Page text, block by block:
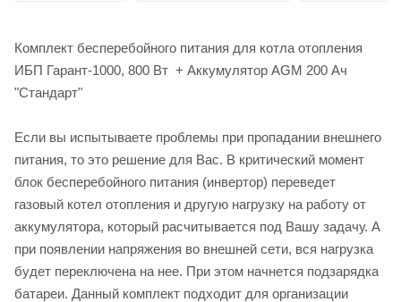
Комплект бесперебойного питания для котла отопления
ИБП Гарант-1000, 800 Вт + Аккумулятор AGM 200 Ач
"Стандарт"
Если вы испытываете проблемы при пропадании внешнего
питания, то это решение для Вас. В критический момент
блок бесперебойного питания (инвертор) переведет
газовый котел отопления и другую нагрузку на работу от
аккумулятора, который расчитывается под Вашу задачу. А
при появлении напряжения во внешней сети, вся нагрузка
будет переключена на нее. При этом начнется подзарядка
батареи. Данный комплект подходит для организации